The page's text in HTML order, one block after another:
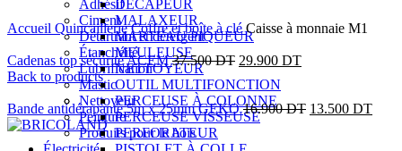
Adhésif
Ciment
Détartrant et détergent
Étanchéité
Lubrification
Mastic
Nettoyeur
Peinture
Produits pour le bois
DÉCAPEUR
MALAXEUR
MARTEAU PIQUEUR
MEULEUSE
NETTOYEUR
OUTIL MULTIFONCTION
PERCEUSE À COLONNE
PERCEUSE VISSEUSE
PERFORATEUR
Click to enlarge
Accueil QuincaillerieCoffre et boîte à cléCaisse à monnaie M1
Cadenas top sécurité ACEM37.500DT 29.900 DT
Back to products
Bande antidérapante 5m x 25mm GEKO16.900DT 13.500 DT